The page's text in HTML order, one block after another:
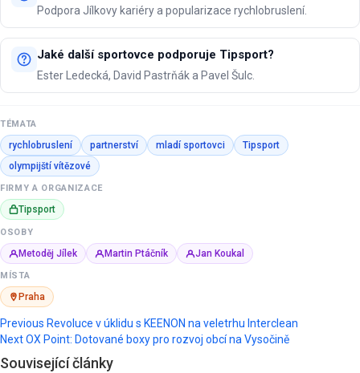
Podpora Jílkovy kariéry a popularizace rychlobruslení.
Jaké další sportovce podporuje Tipsport?
Ester Ledecká, David Pastrňák a Pavel Šulc.
TÉMATA
rychlobruslení partnerství mladí sportovci
Tipsport
olympijští vítězové
FIRMY A ORGANIZACE
Tipsport
OSOBY
Metoděj Jílek Martin Ptáčník Jan Koukal
MÍSTA
Praha
Post
navigation
Previous Revoluce v úklidu s KEENON na veletrhu Interclean
NextOX Point: Dotované boxy pro rozvoj obcí na Vysočině
Související články